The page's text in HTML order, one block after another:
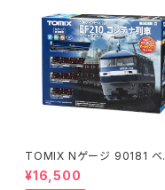
TOMIX Nゲージ 90181 ベ
シックセットSD EF210コンテ
列車 鉄道模型
¥16,500